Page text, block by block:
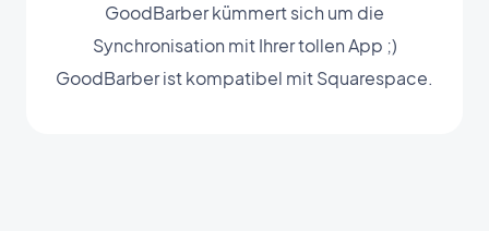
GoodBarber kümmert sich um die
Synchronisation mit Ihrer tollen App ;)
GoodBarber ist kompatibel mit Squarespace.